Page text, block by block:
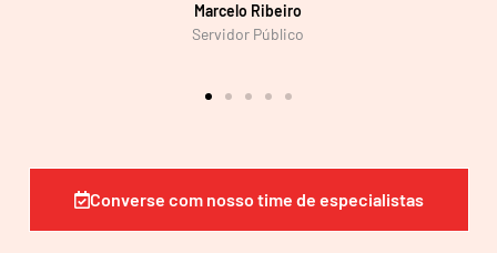
Marcelo Ribeiro
Servidor Público
Converse com nosso time de especialistas